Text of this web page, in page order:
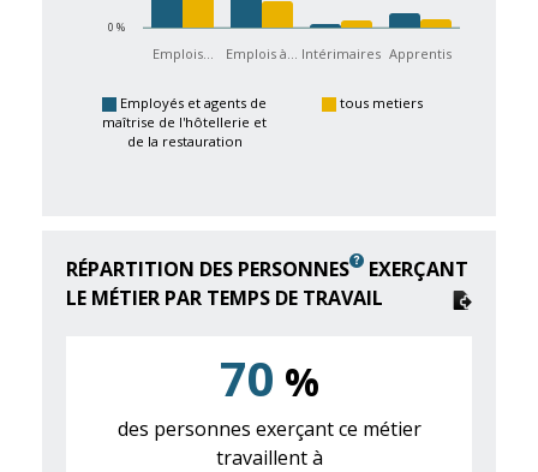
Emplois… Emplois à… Intérimaires Apprentis
0 %
Employés et agents de
maîtrise de l'hôtellerie et
de la restauration
tous metiers
RÉPARTITION DES PERSONNES
EXERÇANT
LE MÉTIER PAR TEMPS DE TRAVAIL
70 %
des personnes exerçant ce métier
travaillent à